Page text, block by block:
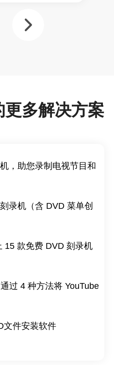
多解决方案
，助您录制电视节目和
录机（含 DVD 菜单创
15 款免费 DVD 刻录机
过 4 种方法将 YouTube
文件安装软件